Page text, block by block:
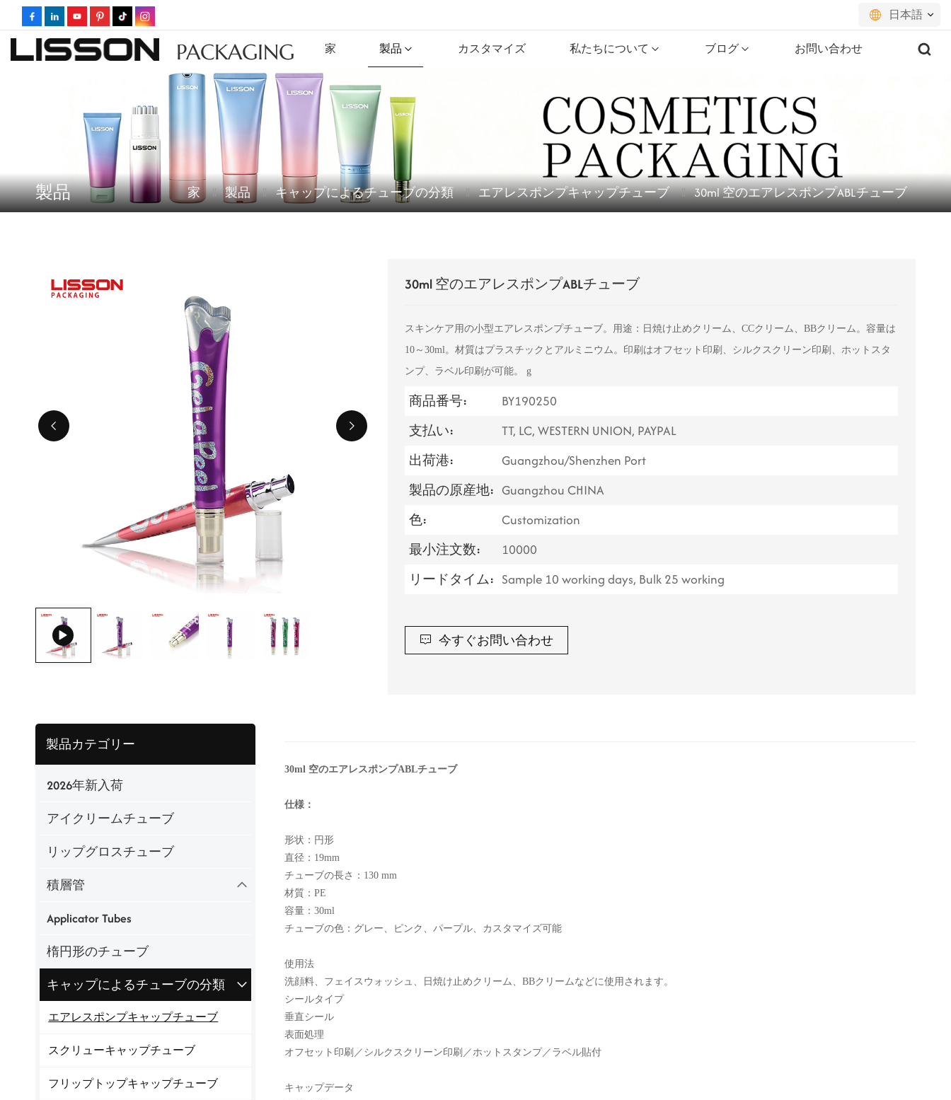
日本語
русский
español
português
ไทย
PACKAGING 家 製品 カスタマイズ 私たちについて ブログ お問い合わせ
製品 家 製品 キャップによるチューブの分類 エアレスポンプキャップチューブ 30ml 空のエアレスポンプABLチューブ
30ml 空のエアレスポンプABLチューブ
スキンケア用の小型エアレスポンプチューブ。用途：日焼け止めクリーム、CCクリーム、BBクリーム。容量は
10～30ml。材質はプラスチックとアルミニウム。印刷はオフセット印刷、シルクスクリーン印刷、ホットスタ
ンプ、ラベル印刷が可能。 g
商品番号:
BY190250
支払い:
TT, LC, WESTERN UNION, PAYPAL
出荷港:
Guangzhou/Shenzhen Port
製品の原産地: Guangzhou CHINA
色:
Customization
最小注文数:
10000
リードタイム: Sample 10 working days, Bulk 25 working
今すぐお問い合わせ
製品カテゴリー
2026年新入荷
アイクリームチューブ
リップグロスチューブ
積層管
Applicator Tubes
楕円形のチューブ
キャップによるチューブの分類
エアレスポンプキャップチューブ
スクリューキャップチューブ
フリップトップキャップチューブ
30ml 空のエアレスポンプABLチューブ
仕様：
形状：円形
直径：19mm
チューブの長さ：130 mm
材質：PE
容量：30ml
チューブの色：グレー、ピンク、パープル、カスタマイズ可能
使用法
洗顔料、フェイスウォッシュ、日焼け止めクリーム、BBクリームなどに使用されます。
シールタイプ
垂直シール
表面処理
オフセット印刷／シルクスクリーン印刷／ホットスタンプ／ラベル貼付
キャップデータ